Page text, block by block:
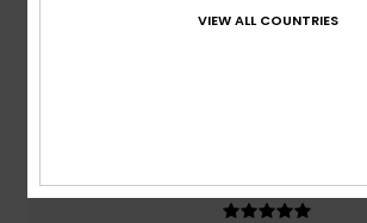
5.0
VIEW ALL COUNTRIES